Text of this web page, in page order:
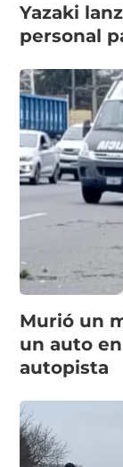
Yazaki
personal
Murió un
un auto
autopista